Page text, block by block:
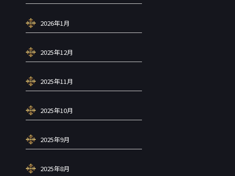
2026年1月
2025年12月
2025年11月
2025年10月
2025年9月
2025年8月